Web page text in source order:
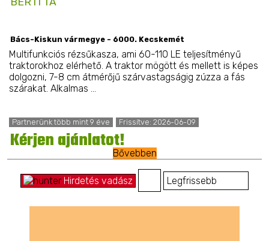
Bács-Kiskun vármegye - 6000. Kecskemét
Multifunkciós rézsűkasza, ami 60-110 LE teljesítményű
traktorokhoz elérhető. A traktor mögött és mellett is képes
dolgozni, 7-8 cm átmérőjű szárvastagságig zúzza a fás
szárakat. Alkalmas ...
Partnerünk több mint 9 éve Frissítve: 2026-06-09
Kérjen ajánlatot!Bővebben
Hirdetés vadász